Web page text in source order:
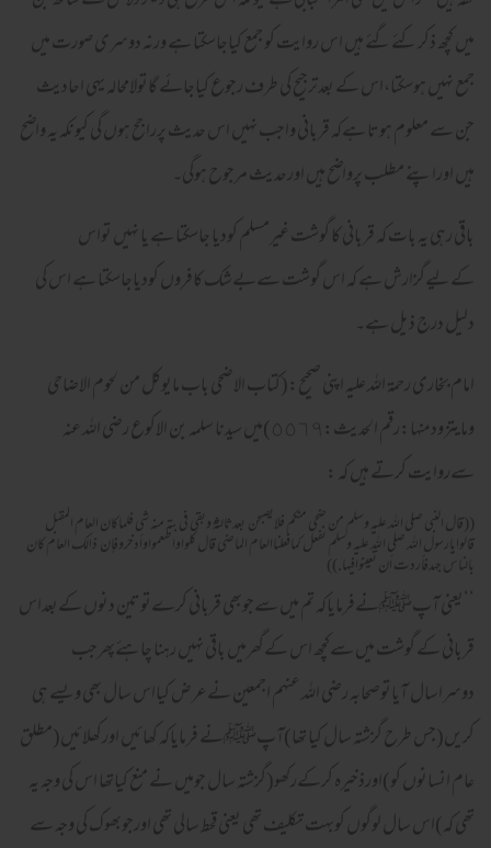
میں کچھ ذکرکئےگئے ہیں اس روایت کو جمع کیاجاسکتا ہے ورنہ دوسری صورت میں
جمع نہیں ہوسکتا،اس کے بعدترجیح کی طرف رجوع کیاجائے گاتولامحالہ یہی احادیث
جن سے معلوم ہوتا ہےکہ قربانی واجب نہیں اس حدیث پرراجح ہوں گی کیونکہ یہ واضح
ہیں اوراپنے مطلب پرواضح ہیں اورحدیث مرجوح ہوگی۔
باقی رہی یہ بات کہ قربانی کا گوشت غیرمسلم کودیا جاسکتا ہے یا نہیں تواس
کےلیےگزارش ہے کہ اس گوشت سےبےشک کافروں کودیاجاسکتا ہے اس کی
دلیل درج ذیل ہے۔
امام بخاری رحمۃ اللہ علیہ اپنی صحیح:(كتاب الاضحى باب مايوكل من لحوم الاضاحى
ومايتزودمنها:رقم الحديث:٥٥٦٩)
میں سیدنا سلمہ بن الاکوع رضی اللہ عنہ
سےروایت کرتے ہیں کہ :
((قال النبى صلى الله عليه وسلم من ضحى منكم فلايصبحن بعدثالثة وبقى فى بته منه شى فلماكان العام المقبل
قالوايارسول الله صلى الله عليه وسلم نفعل كمافعلناالعام الماضى قال كلواواطعمواوأدخروفإن ذالك العام كان
بالناس جهدفأردت أن تعينوافيها.))
‘‘یعنی آپﷺنےفرمایاکہ تم میں سےجوبھی قربانی کرےتوتین دنوں کےبعداس
قربانی کے گوشت میں سےکچھ اس کےگھرمیں باقی نہیں رہنا چاہئےپھرجب
دوسراسال آیاتوصحابہ رضی اللہ عنہم اجمعین نےعرض کیااس سال بھی ویسے ہی
کریں(جس طرح گزشتہ سال کیا تھا)آپﷺنے فرمایاکہ کھائیں اورکھلائیں(مطلق
عام انسانوں کو)اورذخیرہ کرکےرکھو(گزشتہ سال جومیں نے منع کیاتھا اس کی وجہ یہ
تھی کہ)اس سال لوگوں کوبہت تکلیف تھی یعنی قحط سالی تھی اورجوبھوک کی وجہ سے